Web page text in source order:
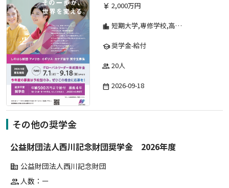
currency_yen 2,000万円
location_city 短期大学,専修学校,高等専門学校,その他,高等学校,大学院,大学
school奨学金-給付
group 20人
date_range 2026-09-18
その他の奨学金
公益財団法人西川記念財団奨学金 2026年度
corporate_fare 公益財団法人西川記念財団
group人数：ー